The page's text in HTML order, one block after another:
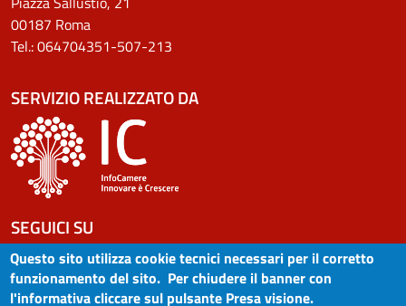
00187 Roma
Tel.: 064704351-507-213
SERVIZIO REALIZZATO DA
SEGUICI SU
Questo sito utilizza cookie tecnici necessari per il corretto
funzionamento del sito. Per chiudere il banner con
l'informativa cliccare sul pulsante Presa visione.